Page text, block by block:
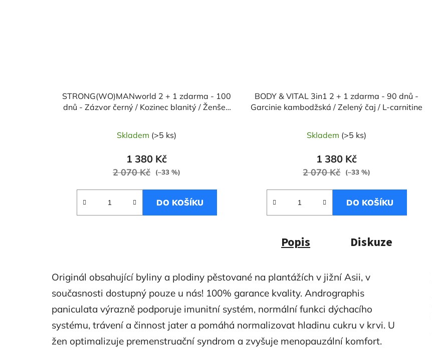
STRONG(WO)MANworld 2 + 1 zdarma - 100
dnů - Zázvor černý / Kozinec blanitý / Ženšen
Skladem (>5 ks)
1 380 Kč
2 070 Kč (–33 %)
DO KOŠÍKU
BODY & VITAL 3in1 2 + 1 zdarma - 90 dnů -
Garcinie kambodžská / Zelený čaj / L-carnitine
Skladem (>5 ks)
1 380 Kč
2 070 Kč (–33 %)
DO KOŠÍKU
Popis Diskuze
Originál obsahující byliny a plodiny pěstované na plantážích v jižní Asii, v
současnosti dostupný pouze u nás! 100% garance kvality. Andrographis
paniculata výrazně podporuje imunitní systém, normální funkci dýchacího
systému, trávení a činnost jater a pomáhá normalizovat hladinu cukru v krvi. U
žen optimalizuje premenstruační syndrom a zvyšuje menopauzální komfort.